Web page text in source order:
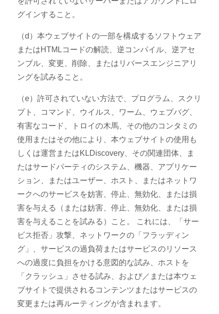
グインすること。
（d）本ウェブサイトの一部を構成するソフトウェア
またはHTMLコードの解読、逆コンパイル、逆アセ
ンブル、変更、削除、またはリバースエンジニアリ
ングを試みること。
（e）許可されていない方法で、プログラム、スクリ
プト、コマンド、ウイルス、ワーム、ウェブバグ、
有害なコード、トロイの木馬、その他のコンタミの
使用またはその他により、本ウェブサイトの使用も
しくは運営またはKLDiscovery、その関連団体、ま
たはサードパーティのシステム、機器、アプリケー
ション、またはユーザー、ホスト、またはネットワ
ークへのサービスを妨害、停止、無効化、または損
害を与える（または妨害、停止、無効化、または損
害を与えることを試みる）こと。 これには、「サー
ビス拒否」攻撃、ネットワークの「フラッディン
グ」、サービスの過負荷またはサービスのリソース
への過度に負担をかける意図的な試み、ホストを
「クラッシュ」させる試み、および／または本ウェ
ブサイトで提供されるコンテンツまたはサービスの
変更または再ルーティングが含まれます。